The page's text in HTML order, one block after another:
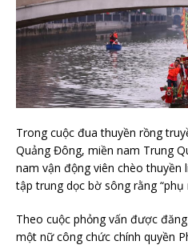
Trong cuộc đua thuyền rồng
Quảng Đông, miền nam Trung
nam vận động viên chèo
tập trung dọc bờ sông rằng “phụ
Theo cuộc phỏng vấn được
một nữ công chức chính quyền